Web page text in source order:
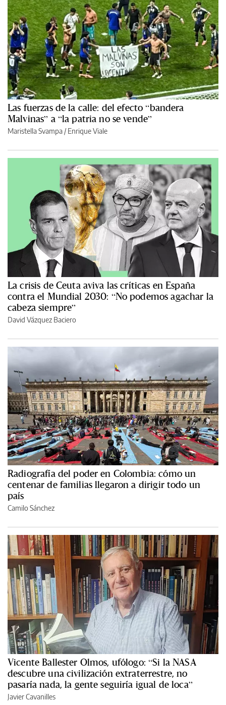
Las fuerzas de la calle: del efecto “bandera
Malvinas” a “la patria no se vende”
Maristella Svampa /Enrique Viale
La crisis de Ceuta aviva las críticas en España
contra el Mundial 2030: “No podemos agachar la
cabeza siempre”
David Vázquez Baciero
Radiografía del poder en Colombia: cómo un
centenar de familias llegaron a dirigir todo un
país
Camilo Sánchez
Vicente Ballester Olmos, ufólogo: “Si la NASA
descubre una civilización extraterrestre, no
pasaría nada, la gente seguiría igual de loca”
Javier Cavanilles